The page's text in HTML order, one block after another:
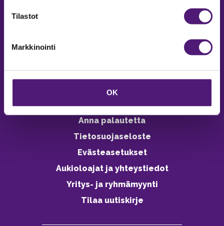
Tilastot
Markkinointi
OK
Vastuullisuus
Ympäristöohjelma
Avoimet työpaikat
Anna palautetta
Tietosuojaseloste
Evästeasetukset
Aukioloajat ja yhteystiedot
Yritys- ja ryhmämyynti
Tilaa uutiskirje